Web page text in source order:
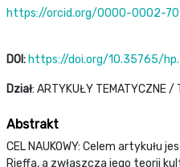
https://orcid.org/0000-0002-
DOI: https://doi.org/10.35765/
Dział: ARTYKUŁY TEMATYCZNE /
Abstrakt
CEL NAUKOWY: Celem artykułu
Rieffa, a zwłaszcza jego teorii